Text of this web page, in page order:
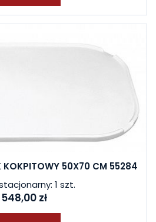
KOKPITOWY 50X70 CM 55284
1 szt.
548,00 zł